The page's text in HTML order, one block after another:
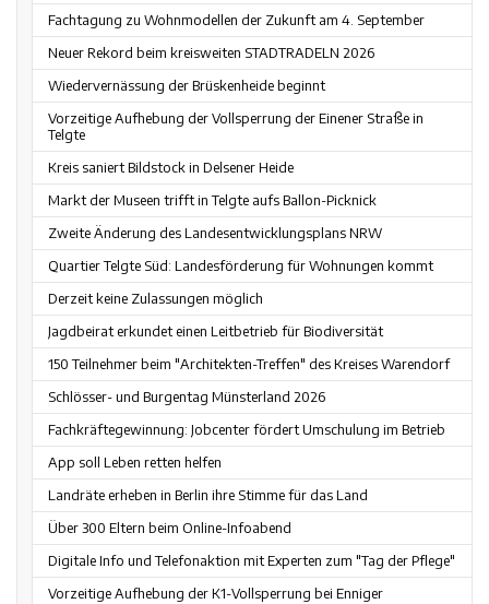
Fachtagung zu Wohnmodellen der Zukunft am 4. September
Neuer Rekord beim kreisweiten STADTRADELN 2026
Wiedervernässung der Brüskenheide beginnt
Vorzeitige Aufhebung der Vollsperrung der Einener Straße in
Telgte
Kreis saniert Bildstock in Delsener Heide
Markt der Museen trifft in Telgte aufs Ballon-Picknick
Zweite Änderung des Landesentwicklungsplans NRW
Quartier Telgte Süd: Landesförderung für Wohnungen kommt
Derzeit keine Zulassungen möglich
Jagdbeirat erkundet einen Leitbetrieb für Biodiversität
150 Teilnehmer beim "Architekten-Treffen" des Kreises Warendorf
Schlösser- und Burgentag Münsterland 2026
Fachkräftegewinnung: Jobcenter fördert Umschulung im Betrieb
App soll Leben retten helfen
Landräte erheben in Berlin ihre Stimme für das Land
Über 300 Eltern beim Online-Infoabend
Digitale Info und Telefonaktion mit Experten zum "Tag der Pflege"
Vorzeitige Aufhebung der K1-Vollsperrung bei Enniger